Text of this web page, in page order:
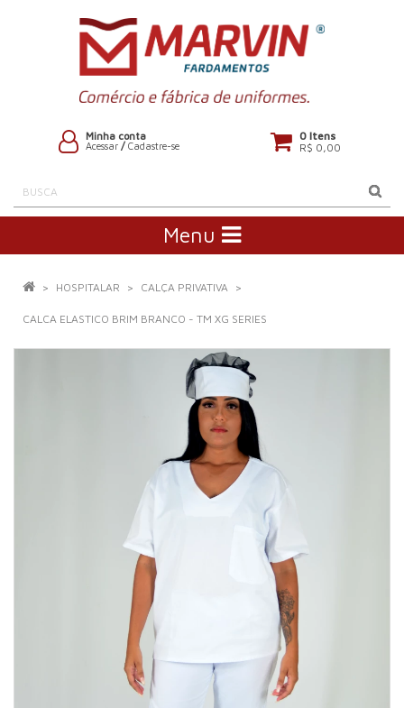
Minha conta
Acessar /Cadastre-se
0 Itens
R$ 0,00
Menu
HOSPITALAR CALÇA PRIVATIVA
CALCA ELASTICO BRIM BRANCO - TM XG SERIES